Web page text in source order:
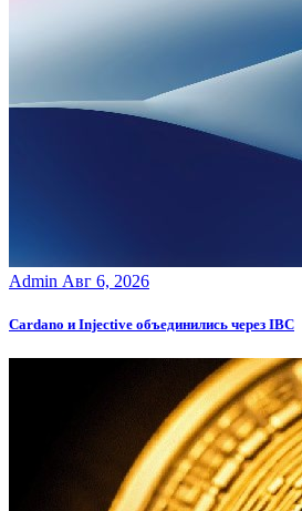
Admin Авг 6, 2026
Cardano и Injective объединились через IBC